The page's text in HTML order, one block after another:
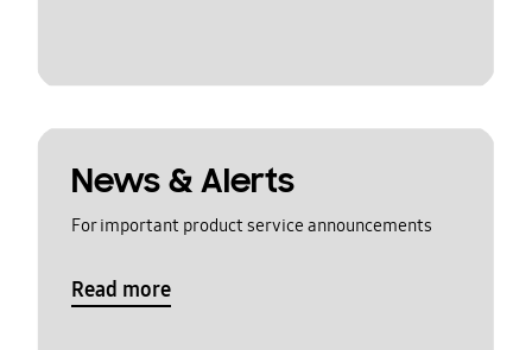
News & Alerts
For important product service announcements
Read more